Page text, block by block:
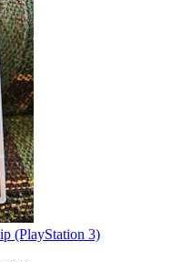
(PlayStation 3)